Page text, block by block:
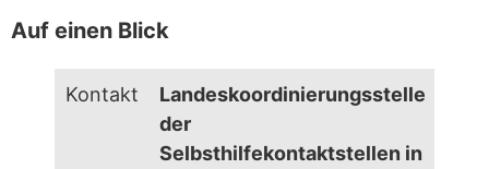
Auf einen Blick
Kontakt
Landeskoordinierungsstelle
der
Selbsthilfekontaktstellen in